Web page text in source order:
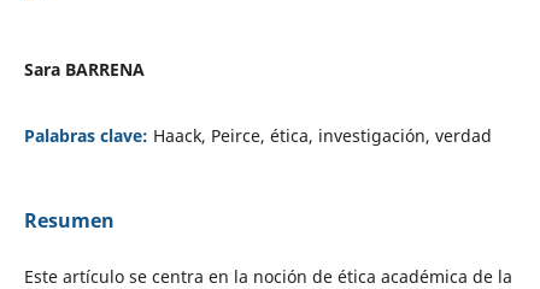
Sara BARRENA
Palabras clave: Haack, Peirce, ética, investigación, verdad
Resumen
Este artículo se centra en la noción de ética académica de la